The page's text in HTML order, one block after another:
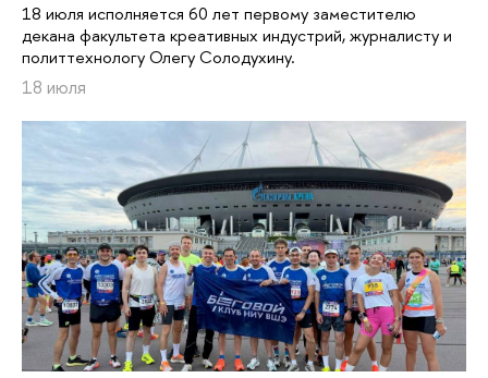
18 июля исполняется 60 лет первому заместителю
декана факультета креативных индустрий, журналисту и
политтехнологу Олегу Солодухину.
18 июля